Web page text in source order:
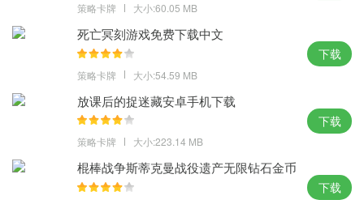
策略卡牌 大小:60.05 MB
死亡冥刻游戏免费下载中文
策略卡牌 大小:54.59 MB
下载
放课后的捉迷藏安卓手机下载
策略卡牌 大小:223.14 MB
下载
棍棒战争斯蒂克曼战役遗产无限钻石金币
下载